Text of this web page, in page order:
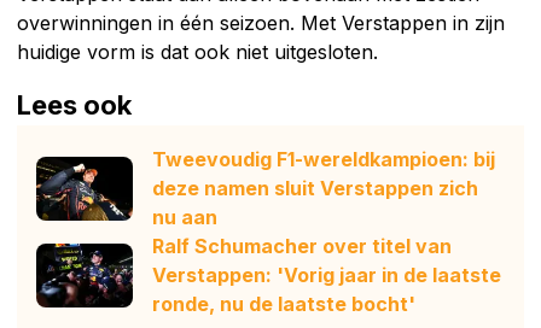
overwinningen in één seizoen. Met Verstappen in zijn
huidige vorm is dat ook niet uitgesloten.
Lees ook
Tweevoudig F1-wereldkampioen: bij
deze namen sluit Verstappen zich
nu aan
Ralf Schumacher over titel van
Verstappen: 'Vorig jaar in de laatste
ronde, nu de laatste bocht'